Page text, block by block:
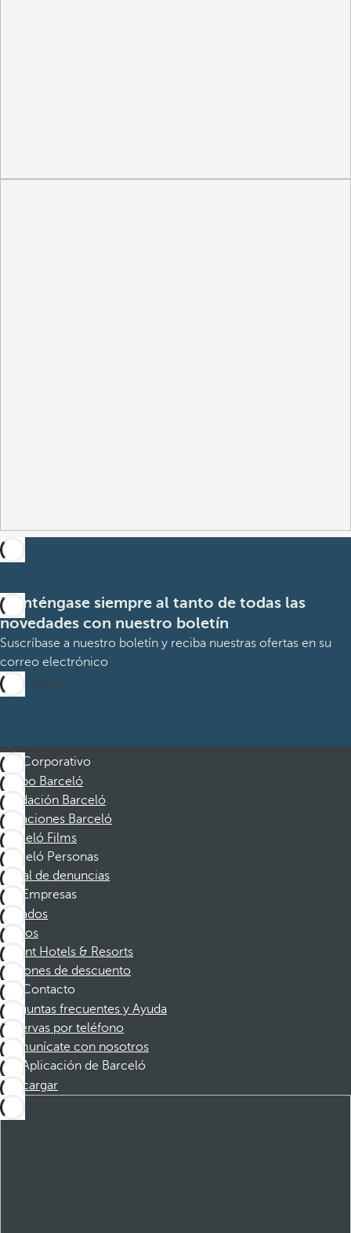
Manténgase siempre al tanto de todas las
novedades con nuestro boletín
Suscríbase a nuestro boletín y reciba nuestras ofertas en su
correo electrónico
Suscribirme
Corporativo
Grupo Barceló
Fundación Barceló
Vacaciones Barceló
Barceló Films
Barceló Personas
Canal de denuncias
Empresas
Afiliados
Socios
Dorint Hotels & Resorts
Cupones de descuento
Contacto
Preguntas frecuentes y Ayuda
Reservas por teléfono
Comunícate con nosotros
Aplicación de Barceló
Descargar